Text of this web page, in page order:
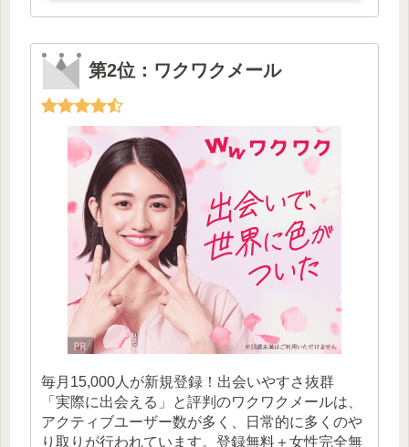
第2位：ワクワクメール
毎月15,000人が新規登録！出会いやすさ抜群
「実際に出会える」と評判のワクワクメールは、
アクティブユーザー数が多く、日常的に多くのや
り取りが行われています。登録無料＋女性完全無